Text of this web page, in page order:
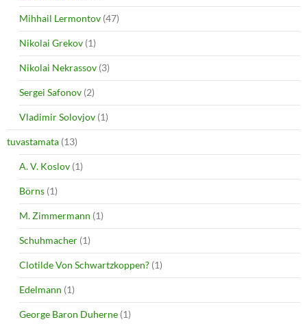
Mihhail Lermontov (47)
Nikolai Grekov (1)
Nikolai Nekrassov (3)
Sergei Safonov (2)
Vladimir Solovjov (1)
tuvastamata (13)
A. V. Koslov (1)
Börns (1)
M. Zimmermann (1)
Schuhmacher (1)
Clotilde Von Schwartzkoppen? (1)
Edelmann (1)
George Baron Duherne (1)